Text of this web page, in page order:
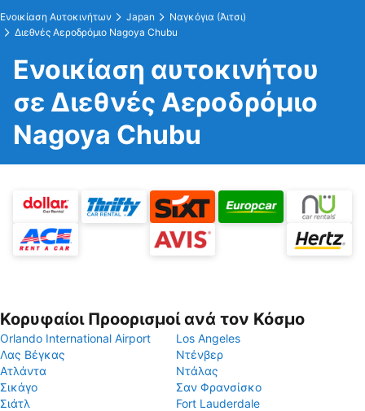
Ενοικίαση Αυτοκινήτων Japan
Ναγκόγια (Άιτσι)
Διεθνές Αεροδρόμιο Nagoya Chubu
Ενοικίαση αυτοκινήτου
σε Διεθνές Αεροδρόμιο
Nagoya Chubu
Κορυφαίοι Προορισμοί ανά τον Κόσμο
Orlando International Airport
Los Angeles
Λας Βέγκας
Ντένβερ
Ατλάντα
Ντάλας
Σικάγο
Σαν Φρανσίσκο
Σιάτλ
Fort Lauderdale